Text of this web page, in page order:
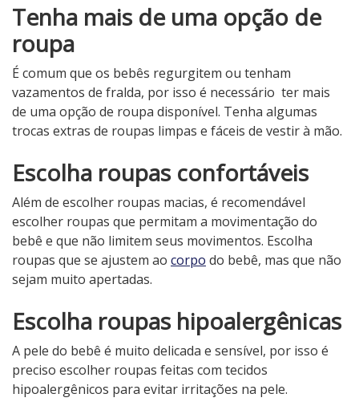
Tenha mais de uma opção de
roupa
É comum que os bebês regurgitem ou tenham
vazamentos de fralda, por isso é necessário ter mais
de uma opção de roupa disponível. Tenha algumas
trocas extras de roupas limpas e fáceis de vestir à mão.
Escolha roupas confortáveis
Além de escolher roupas macias, é recomendável
escolher roupas que permitam a movimentação do
bebê e que não limitem seus movimentos. Escolha
roupas que se ajustem ao corpo do bebê, mas que não
sejam muito apertadas.
Escolha roupas hipoalergênicas
A pele do bebê é muito delicada e sensível, por isso é
preciso escolher roupas feitas com tecidos
hipoalergênicos para evitar irritações na pele.